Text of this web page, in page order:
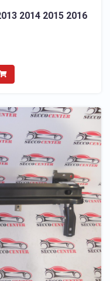
2014 2015 2016